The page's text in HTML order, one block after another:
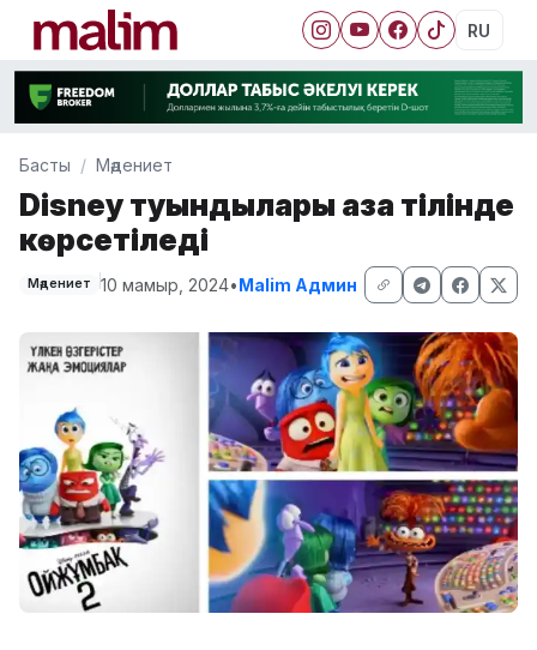
RU
Басты Мәдениет
Disney туындылары қазақ тілінде
көрсетіледі
Мәдениет 10 мамыр, 2024•Malim Админ